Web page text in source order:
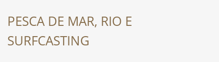
SAÚDE
PESCA DE MAR, RIO E
SURFCASTING